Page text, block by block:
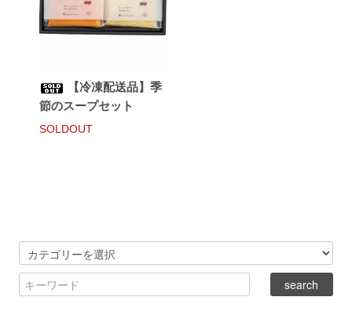
【冷凍配送品】季
節のスープセット
SOLDOUT